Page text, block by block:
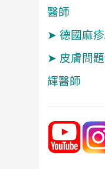
醫師
➤ 德國麻
➤ 皮膚問
輝醫師